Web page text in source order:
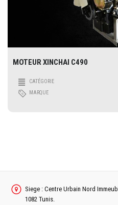
MOTEUR XINCHAI C490
CATÉGORIE
MARQUE
Siege : Centre Urbain Nord
1082 Tunis.